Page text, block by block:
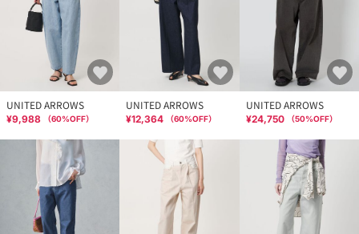
UNITED ARROWS
¥9,988 （60%OFF）
UNITED ARROWS
¥12,364 （60%OFF）
UNITED ARROWS
¥24,750 （50%OFF）